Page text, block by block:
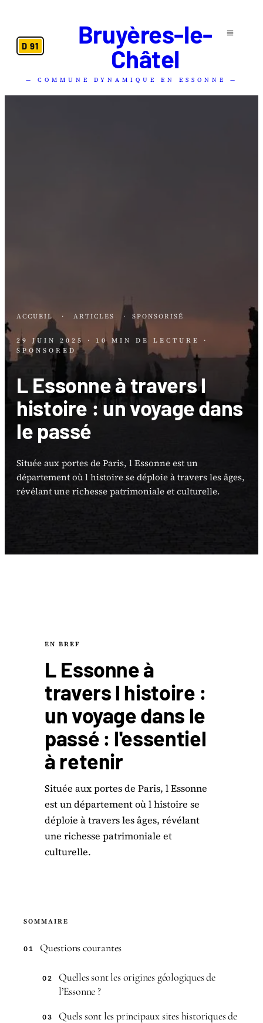
D 91
Bruyères-le-
Châtel
— COMMUNE DYNAMIQUE EN ESSONNE —
ACCUEIL · ARTICLES · SPONSORISÉ
29 JUIN 2025 · 10 MIN DE LECTURE
·
SPONSORED
L Essonne à travers l
histoire : un voyage dans
le passé
Située aux portes de Paris, l Essonne est un
département où l histoire se déploie à travers les âges,
révélant une richesse patrimoniale et culturelle.
EN BREF
L Essonne à
travers l histoire :
un voyage dans le
passé : l'essentiel
à retenir
Située aux portes de Paris, l Essonne
est un département où l histoire se
déploie à travers les âges, révélant
une richesse patrimoniale et
culturelle.
SOMMAIRE
01 Questions courantes
02
Quelles sont les origines géologiques de
l’Essonne ?
03
Quels sont les principaux sites historiques de